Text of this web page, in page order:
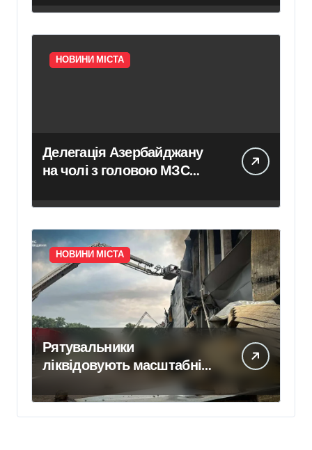
Голосіївському районі
НОВИНИ МІСТА
Делегація Азербайджану
на чолі з головою МЗС
НОВИНИ МІСТА
Рятувальники
ліквідовують масштабні
пожежі на Бучанщині та
Броварщині